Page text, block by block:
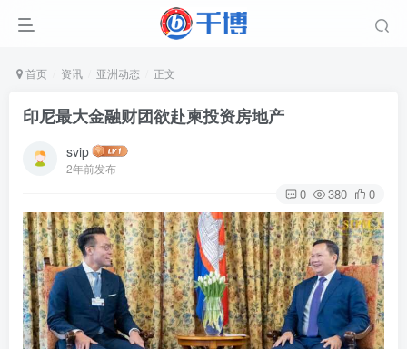
首页 资讯 亚洲动态 正文
印尼最大金融财团欲赴柬投资房地产
svip
2年前发布
0 380 0